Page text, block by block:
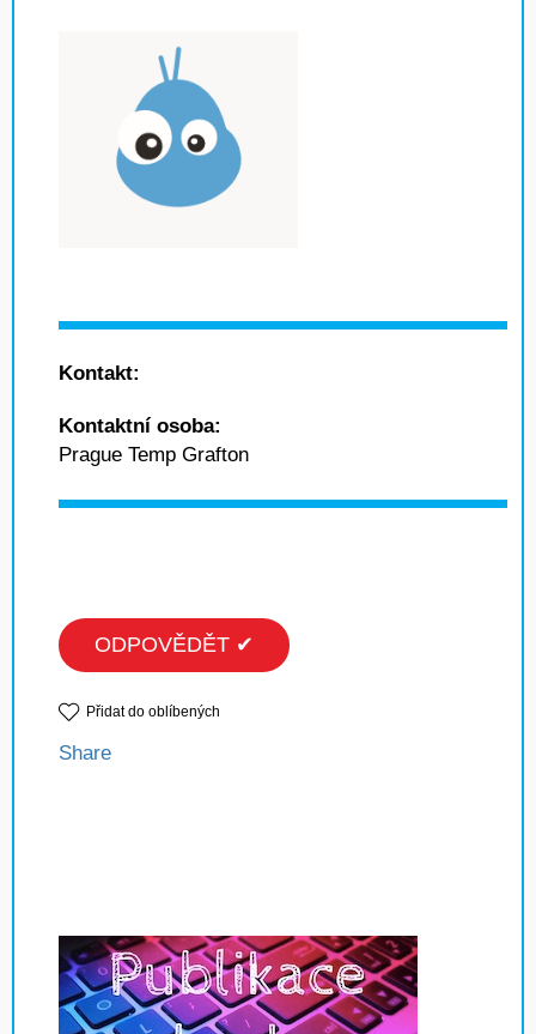
Kontakt:
Kontaktní osoba:
Prague Temp Grafton
ODPOVĚDĚT ✔
Přidat do oblíbených
Share